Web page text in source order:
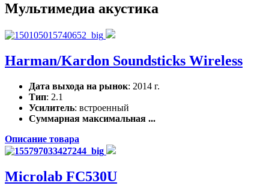
Мультимедиа акустика
Harman/Kardon Soundsticks Wireless
Дата выхода на рынок: 2014 г.
Тип: 2.1
Усилитель: встроенный
Суммарная максимальная ...
Описание товара
Microlab FC530U